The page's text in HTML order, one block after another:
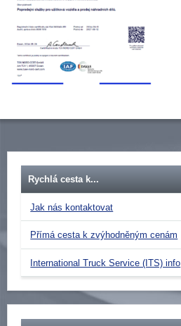
Rychlá cesta k...
Jak nás kontaktovat
Přímá cesta k zvýhodněným cenám
International Truck Service (ITS) info